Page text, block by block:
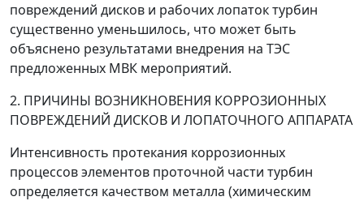
повреждений дисков и рабочих лопаток турбин
существенно уменьшилось, что может быть
объяснено результатами внедрения на ТЭС
предложенных МВК мероприятий.
2. ПРИЧИНЫ ВОЗНИКНОВЕНИЯ КОРРОЗИОННЫХ
ПОВРЕЖДЕНИЙ ДИСКОВ И ЛОПАТОЧНОГО АППАРАТА
Интенсивность протекания коррозионных
процессов элементов проточной части турбин
определяется качеством металла (химическим